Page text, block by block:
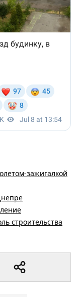
зажигалкой
строительства